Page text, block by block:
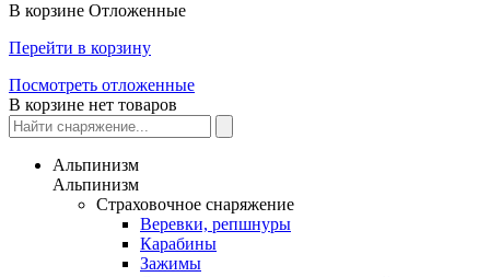
В корзине Отложенные
Перейти в корзину
Посмотреть отложенные
В корзине нет товаров
Альпинизм
Альпинизм
Страховочное снаряжение
Веревки, репшнуры
Карабины
Зажимы